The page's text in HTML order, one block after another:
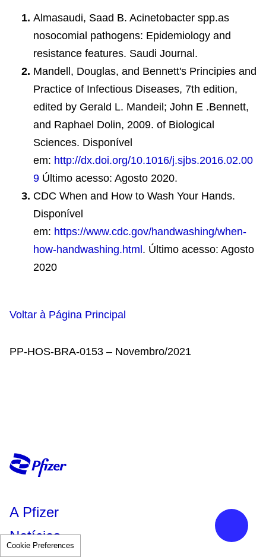
Cookie Preferences
Almasaudi, Saad B. Acinetobacter spp.as
nosocomial pathogens: Epidemiology and
resistance features. Saudi Journal.
Mandell, Douglas, and Bennett's Principies and
Practice of Infectious Diseases, 7th edition,
edited by Gerald L. Mandeil; John E .Bennett,
and Raphael Dolin, 2009. of Biological
Sciences. Disponível
em: http://dx.doi.org/10.1016/j.sjbs.2016.02.00
9 Último acesso: Agosto 2020.
CDC When and How to Wash Your Hands.
Disponível
em: https://www.cdc.gov/handwashing/when-
how-handwashing.html . Último acesso: Agosto
2020
Voltar à Página Principal
PP-HOS-BRA-0153 – Novembro/2021
A Pfizer
Notícias